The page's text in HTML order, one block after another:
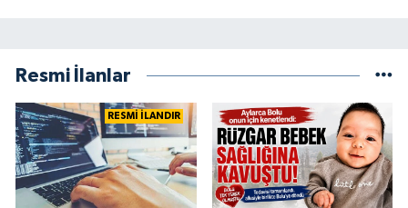
Resmi İlanlar
RESMİ İLANDIR